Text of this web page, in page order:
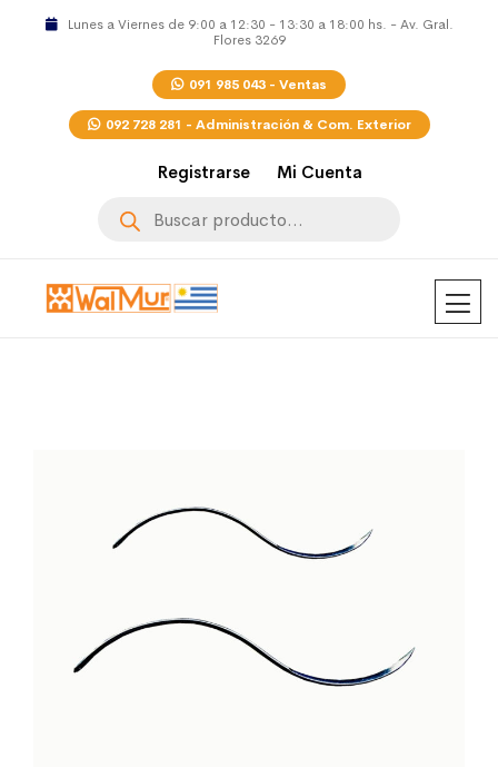
Lunes a Viernes de 9:00 a 12:30 - 13:30 a 18:00 hs. - Av. Gral.
Flores 3269
091 985 043 - Ventas
092 728 281 - Administración & Com. Exterior
Registrarse Mi Cuenta